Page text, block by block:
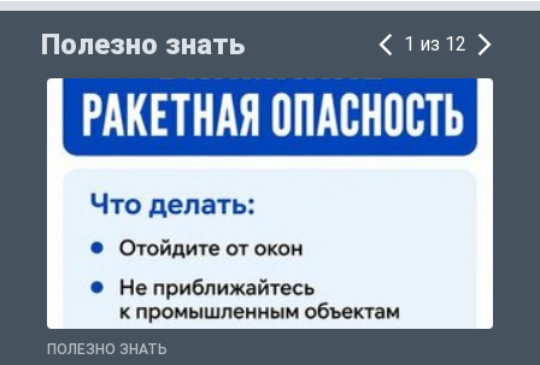
Полезно знать 1 из 12
ПОЛЕЗНО ЗНАТЬ